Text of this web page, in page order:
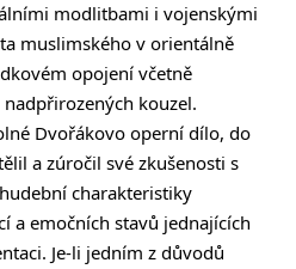
modlitbami i vojenskými
muslimského v orientálně
opojení včetně
kouzel.
Dvořákovo operní dílo, do
a zúročil své zkušenosti s
charakteristiky
a emočních stavů jednajících
Je-li jedním z důvodů